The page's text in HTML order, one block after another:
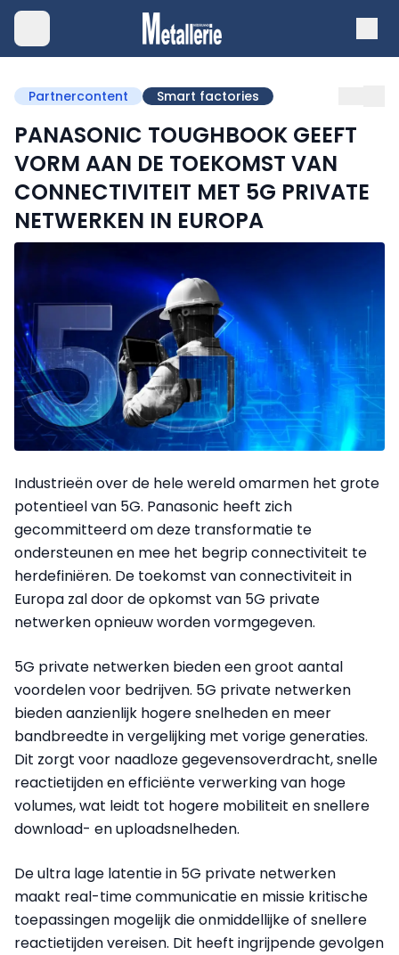
Partnercontent Smart factories
PANASONIC TOUGHBOOK GEEFT
VORM AAN DE TOEKOMST VAN
CONNECTIVITEIT MET 5G PRIVATE
NETWERKEN IN EUROPA
Industrieën over de hele wereld omarmen het grote
potentieel van 5G. Panasonic heeft zich
gecommitteerd om deze transformatie te
ondersteunen en mee het begrip connectiviteit te
herdefiniëren. De toekomst van connectiviteit in
Europa zal door de opkomst van 5G private
netwerken opnieuw worden vormgegeven.
5G private netwerken bieden een groot aantal
voordelen voor bedrijven. 5G private netwerken
bieden aanzienlijk hogere snelheden en meer
bandbreedte in vergelijking met vorige generaties.
Dit zorgt voor naadloze gegevensoverdracht, snelle
reactietijden en efficiënte verwerking van hoge
volumes, wat leidt tot hogere mobiliteit en snellere
download- en uploadsnelheden.
De ultra lage latentie in 5G private netwerken
maakt real-time communicatie en missie kritische
toepassingen mogelijk die onmiddellijke of snellere
reactietijden vereisen. Dit heeft ingrijpende gevolgen